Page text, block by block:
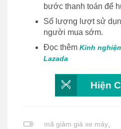
bước thanh toán để
Số lượng lượt sử
người mua sớm.
Đọc thêm Kinh
Lazada
Hiện
mã giảm giá xe máy,